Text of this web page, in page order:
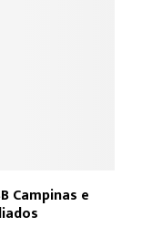
Campinas e